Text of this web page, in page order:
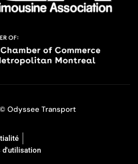
Odyssee Transport
d'utilisation